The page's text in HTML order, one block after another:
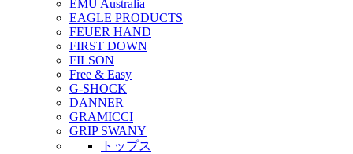
EMU Australia
EAGLE PRODUCTS
FEUER HAND
FIRST DOWN
FILSON
Free & Easy
G-SHOCK
DANNER
GRAMICCI
GRIP SWANY
トップス